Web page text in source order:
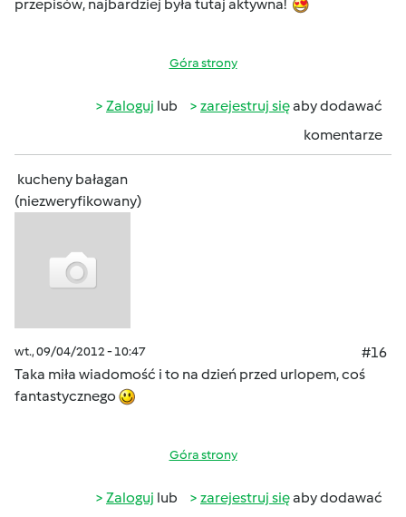
przepisów, najbardziej była tutaj aktywna!
Góra strony
Zaloguj lub zarejestruj sięaby dodawać
komentarze
kucheny bałagan
(niezweryfikowany)
wt., 09/04/2012 - 10:47
#16
Taka miła wiadomość i to na dzień przed urlopem, coś
fantastycznego
Góra strony
Zaloguj lub zarejestruj sięaby dodawać